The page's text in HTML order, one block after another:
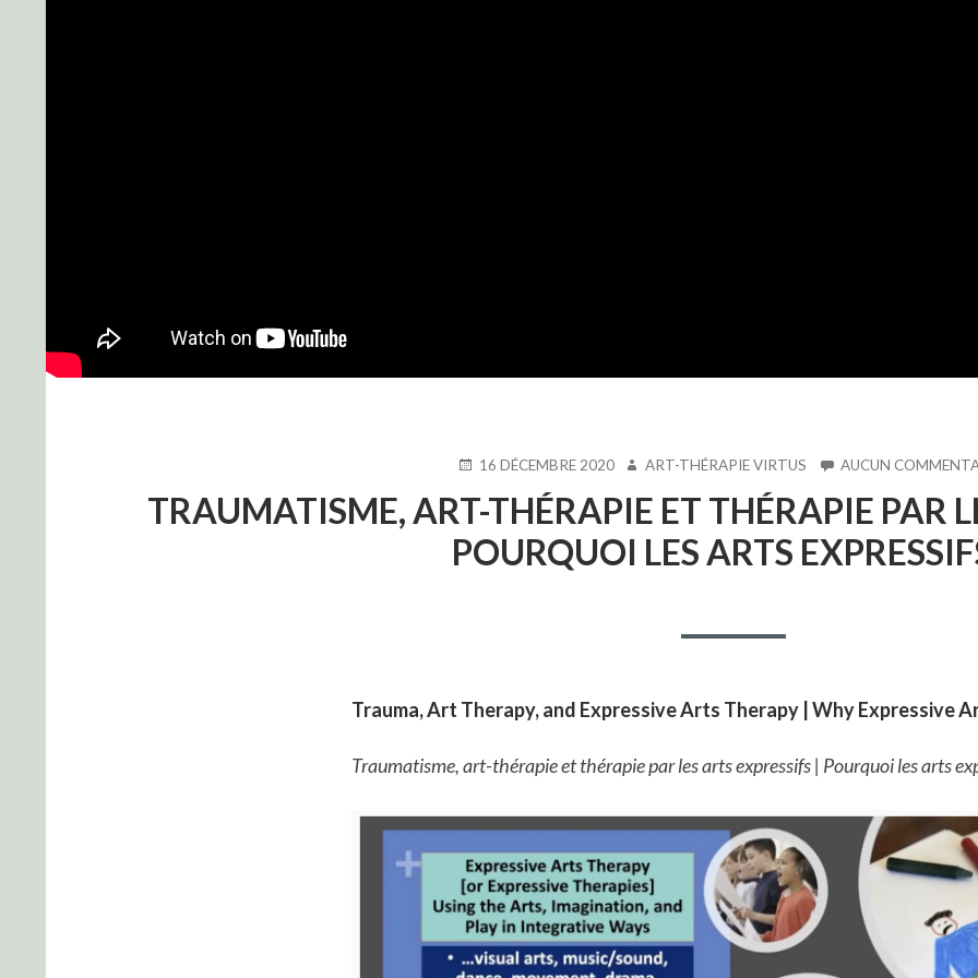
PUBLIÉ16 DÉCEMBRE 2020 AUTEUR
ART-THÉRAPIE VIRTUS AUCUN
TRAUMATISME, ART-THÉRAPIE ET THÉRAPIE PAR
POURQUOI LES ARTS
Trauma, Art Therapy, and Expressive Arts Therapy | Why Expressive
Traumatisme, art-thérapie et thérapie par les arts expressifs | Pourquoi les arts